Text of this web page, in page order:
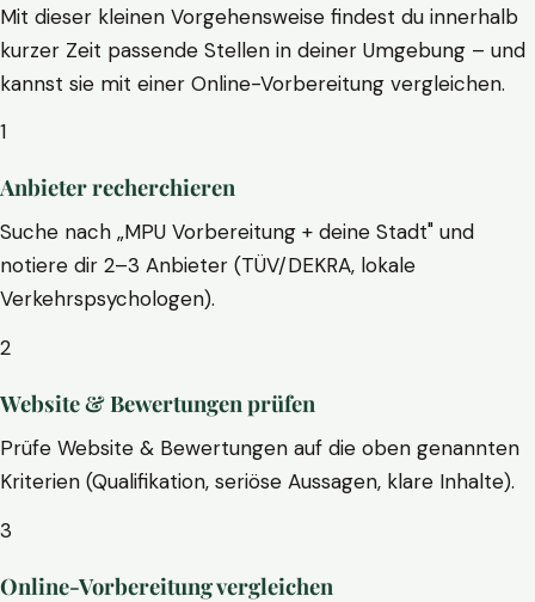
Mit dieser kleinen Vorgehensweise findest du innerhalb
kurzer Zeit passende Stellen in deiner Umgebung – und
kannst sie mit einer Online-Vorbereitung vergleichen.
1
Anbieter recherchieren
Suche nach „MPU Vorbereitung + deine Stadt" und
notiere dir 2–3 Anbieter (TÜV/DEKRA, lokale
Verkehrspsychologen).
2
Website & Bewertungen prüfen
Prüfe Website & Bewertungen auf die oben genannten
Kriterien (Qualifikation, seriöse Aussagen, klare Inhalte).
3
Online-Vorbereitung vergleichen